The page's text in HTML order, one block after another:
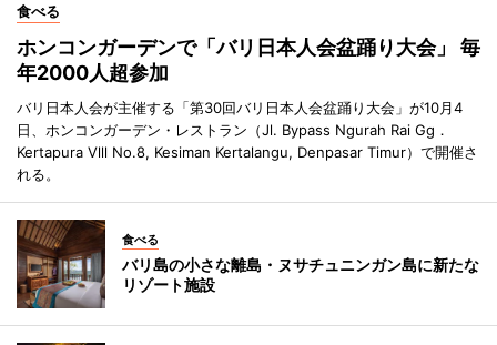
食べる
ホンコンガーデンで「バリ日本人会盆踊り大会」 毎
年2000人超参加
バリ日本人会が主催する「第30回バリ日本人会盆踊り大会」が10月4
日、ホンコンガーデン・レストラン（Jl. Bypass Ngurah Rai Gg．
Kertapura Vlll No.8, Kesiman Kertalangu, Denpasar Timur）で開催さ
れる。
食べる
バリ島の小さな離島・ヌサチュニンガン島に新たな
リゾート施設